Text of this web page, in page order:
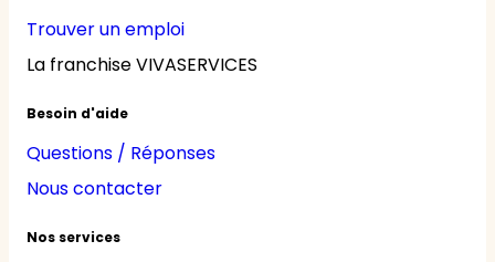
Trouver un emploi
La franchise VIVASERVICES
Besoin d'aide
Questions / Réponses
Nous contacter
Nos services